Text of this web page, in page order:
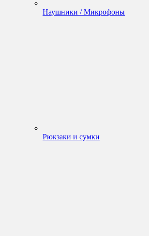
Наушники / Микрофоны
Рюкзаки и сумки